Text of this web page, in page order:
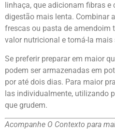
linhaça, que adicionam fibras
digestão mais lenta. Combinar
frescas ou pasta de amendoim
valor nutricional e torná-la mais
Se preferir preparar em maior
podem ser armazenadas em
por até dois dias. Para maior
las individualmente, utilizando
que grudem.
Acompanhe O Contexto para